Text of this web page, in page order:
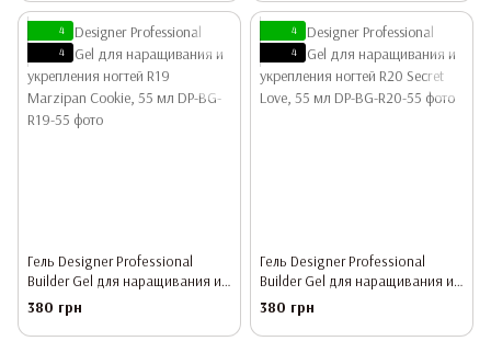
4
4
Гель Designer Professional
Builder Gel для наращивания и
укрепления ногтей R19 Marzipan
Cookie, 55 мл
380 грн
4
4
Гель Designer Professional
Builder Gel для наращивания и
укрепления ногтей R20 Secret
Love, 55 мл
380 грн